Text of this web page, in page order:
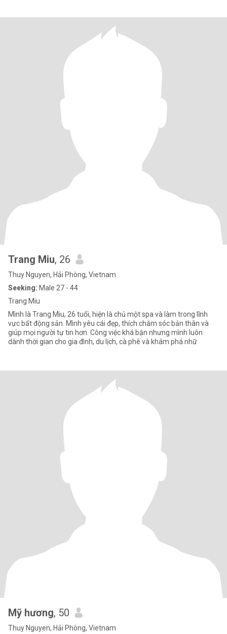
Trang Miu, 26
Thuy Nguyen, Hải Phòng, Vietnam
Seeking: Male 27 - 44
Trang Miu
Mình là Trang Miu, 26 tuổi, hiện là chủ một spa và làm trong lĩnh
vực bất động sản. Mình yêu cái đẹp, thích chăm sóc bản thân và
giúp mọi người tự tin hơn. Công việc khá bận nhưng mình luôn
dành thời gian cho gia đình, du lịch, cà phê và khám phá nhữ
Mỹ hương, 50
Thuy Nguyen, Hải Phòng, Vietnam